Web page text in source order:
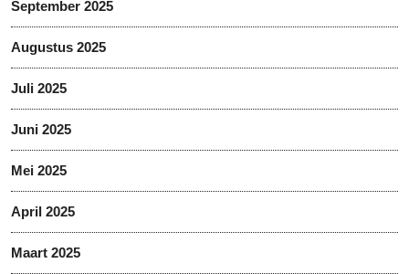
September 2025
Augustus 2025
Juli 2025
Juni 2025
Mei 2025
April 2025
Maart 2025